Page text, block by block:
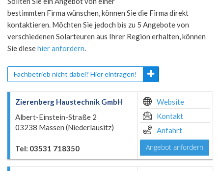
bestimmten Firma wünschen, können Sie die Firma direkt
kontaktieren. Möchten Sie jedoch bis zu 5 Angebote von
verschiedenen Solarteuren aus Ihrer Region erhalten, können
Sie diesehier anfordern.
Fachbetrieb nicht dabei? Hier eintragen!
Zierenberg Haustechnik GmbH
Albert-Einstein-Straße 2
03238 Massen (Niederlausitz)
Tel: 03531 718350
Website
Kontakt
Anfahrt
Angebot anfordern